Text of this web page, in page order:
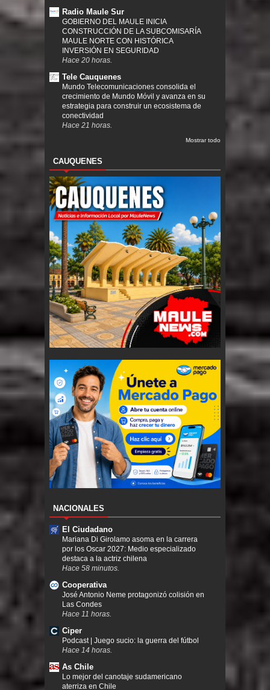
Radio Maule Sur
GOBIERNO DEL MAULE INICIA
CONSTRUCCIÓN DE LA SUBCOMISARÍA
MAULE NORTE CON HISTÓRICA
INVERSIÓN EN SEGURIDAD
Hace 20 horas.
Tele Cauquenes
Mundo Telecomunicaciones consolida el
crecimiento de Mundo Móvil y avanza en su
estrategia para construir un ecosistema de
conectividad
Hace 21 horas.
Mostrar todo
CAUQUENES
NACIONALES
El Ciudadano
Mariana Di Girolamo asoma en la carrera
por los Oscar 2027: Medio especializado
destaca a la actriz chilena
Hace 58 minutos.
Cooperativa
José Antonio Neme protagonizó colisión en
Las Condes
Hace 11 horas.
Ciper
Podcast | Juego sucio: la guerra del fútbol
Hace 14 horas.
As Chile
Lo mejor del canotaje sudamericano
aterriza en Chile